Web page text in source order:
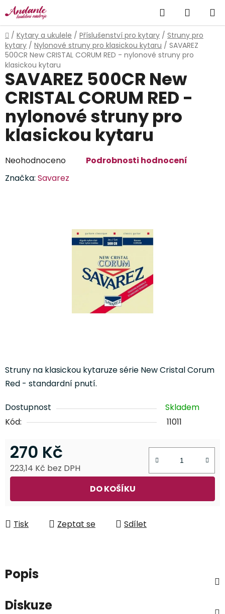
Přejít
na
obsah
Hledat
KOŠÍK
Domů
/ Kytary a ukulele / Příslušenství pro kytary / Struny pro
kytary / Nylonové struny pro klasickou kytaru / SAVAREZ
500CR New CRISTAL CORUM RED - nylonové struny pro
klasickou kytaru
Struny na klasickou kytaruze série New Cristal Corum
Red - standardní pnutí.
Dostupnost
Skladem
Kód:
11011
270 Kč
223,14 Kč bez DPH
DO KOŠÍKU
Tisk Zeptat se Sdílet
SAVAREZ 500CR New
CRISTAL CORUM RED -
nylonové struny pro
klasickou kytaru
Průměrné
produktu
Neohodnoceno
Podrobnosti hodnocení
Značka: Savarez
Popis
Diskuze